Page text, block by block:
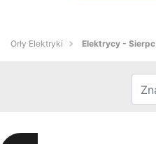
Orły Elektryki Elektrycy - Sierpc